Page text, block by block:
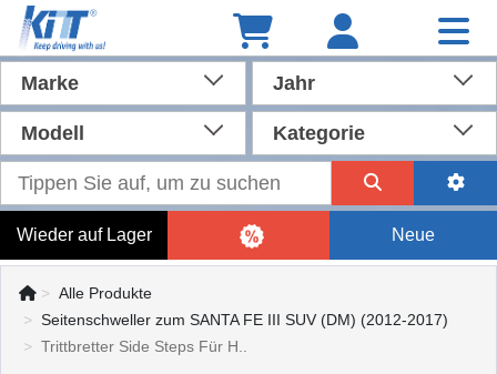
Marke Jahr
Modell Kategorie
Wieder auf Lager Neue
Alle Produkte
Seitenschweller zum SANTA FE III SUV (DM) (2012-2017)
Trittbretter Side Steps Für H..